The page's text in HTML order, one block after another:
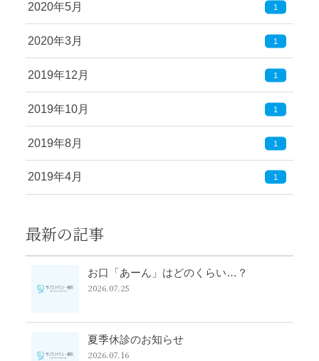
2020年5月 1
2020年3月 1
2019年12月 1
2019年10月 1
2019年8月 1
2019年4月 1
最新の記事
お口「あーん」はどのくらい…？
2026.07.25
夏季休診のお知らせ
2026.07.16